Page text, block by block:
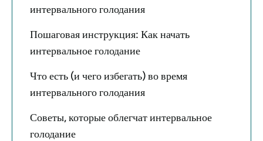
интервального голодания
Пошаговая инструкция: Как начать
интервальное голодание
Что есть (и чего избегать) во время
интервального голодания
Советы, которые облегчат интервальное
голодание